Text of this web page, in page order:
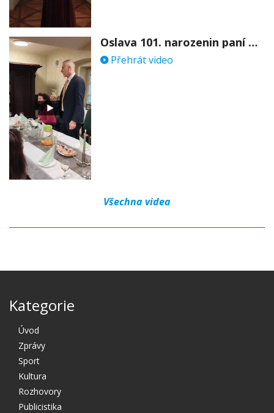
Oslava 101. narozenin paní Věry Skořepové
Přehrát video
Všechna videa
Kategorie
Úvod
Zprávy
Sport
Kultura
Rozhovory
Publicistika